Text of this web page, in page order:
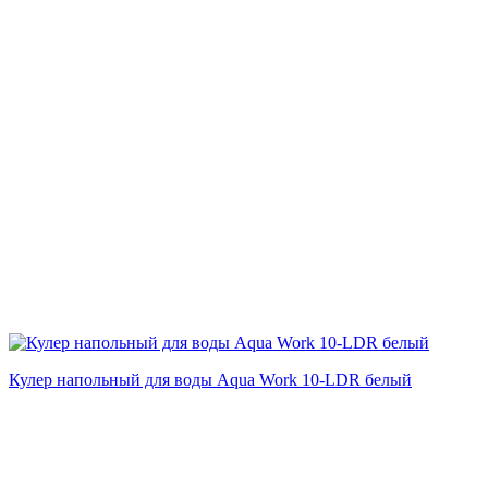
Кулер напольный для воды Aqua Work 10-LDR белый